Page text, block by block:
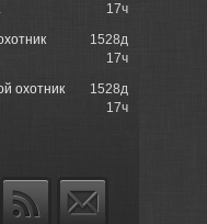
17ч
1528д
17ч
охотник
1528д
17ч